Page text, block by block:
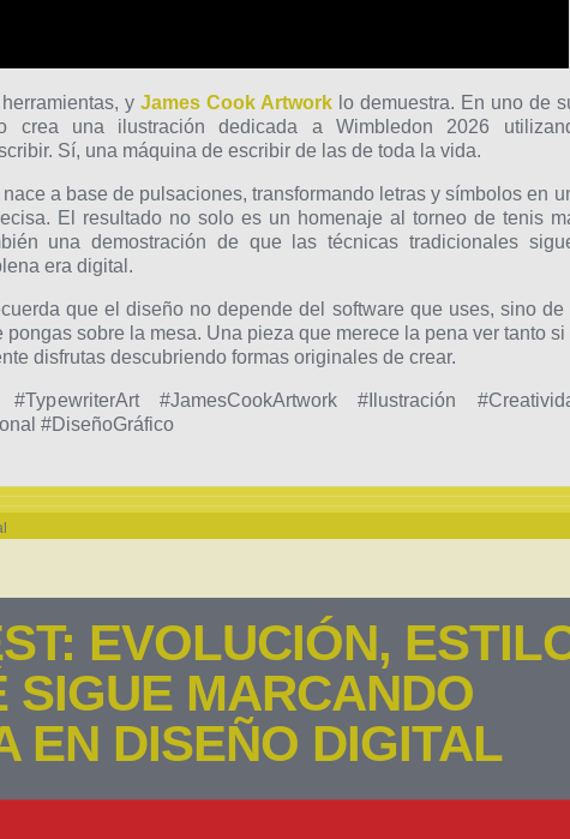
y James Cook Artworklo demuestra. En uno de
crea una ilustración dedicada a Wimbledon 2026
Sí, una máquina de escribir de las de toda la vida.
a base de pulsaciones, transformando letras y símbolos en
El resultado no solo es un homenaje al torneo de tenis
una demostración de que las técnicas tradicionales
era digital.
que el diseño no depende del software que uses, sino de
sobre la mesa. Una pieza que merece la pena ver tanto si
disfrutas descubriendo formas originales de crear.
#JamesCookArtwork #Ilustración
#DiseñoGráfico
EVOLUCIÓN,
SIGUE MARCANDO
EN DISEÑO DIGITAL